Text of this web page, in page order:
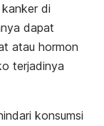
di
dapat
atau hormon
terjadinya
konsumsi